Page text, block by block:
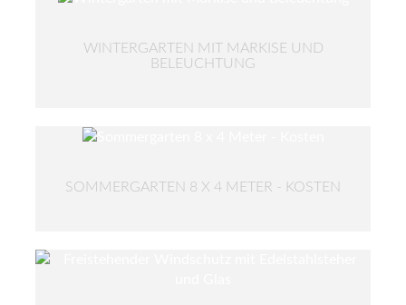
WINTERGARTEN MIT MARKISE UND
BELEUCHTUNG
SOMMERGARTEN 8 X 4 METER - KOSTEN